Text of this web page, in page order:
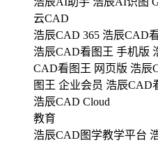
云CAD
浩辰CAD 365 浩辰CAD
浩辰CAD看图王 手机版
CAD看图王 网页版 浩辰
图王 企业会员 浩辰CAD
浩辰CAD Cloud
教育
浩辰CAD图学教学平台